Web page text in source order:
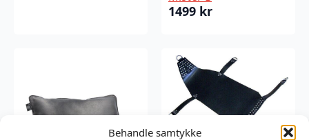
Behandle samtykke
1499 kr